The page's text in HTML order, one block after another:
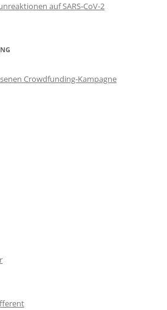
auf SARS-CoV-2
Crowdfunding-Kampagne